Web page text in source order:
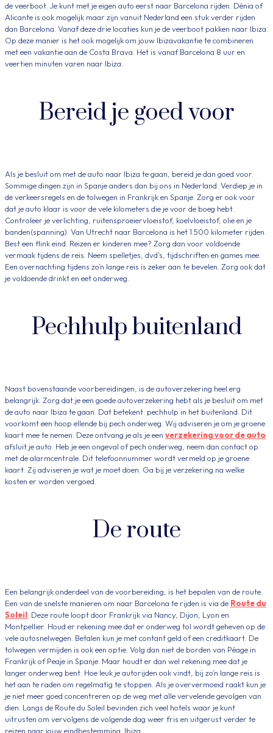
de veerboot. Je kunt met je eigen auto eerst naar Barcelona rijden. Dénia of
Alicante is ook mogelijk maar zijn vanuit Nederland een stuk verder rijden
dan Barcelona. Vanaf deze drie locaties kun je de veerboot pakken naar Ibiza.
Op deze manier is het ook mogelijk om jouw Ibizavakantie te combineren
met een vakantie aan de Costa Brava. Het is vanaf Barcelona 8 uur en
veertien minuten varen naar Ibiza.
Bereid je goed voor
Als je besluit om met de auto naar Ibiza te gaan, bereid je dan goed voor.
Sommige dingen zijn in Spanje anders dan bij ons in Nederland. Verdiep je in
de verkeersregels en de tolwegen in Frankrijk en Spanje. Zorg er ook voor
dat je auto klaar is voor de vele kilometers die je voor de boeg hebt.
Controleer je verlichting, ruitensproeiervloeistof, koelvloeistof, olie en je
banden(spanning). Van Utrecht naar Barcelona is het 1.500 kilometer rijden.
Best een flink eind. Reizen er kinderen mee? Zorg dan voor voldoende
vermaak tijdens de reis. Neem spelletjes, dvd’s, tijdschriften en games mee.
Een overnachting tijdens zo’n lange reis is zeker aan te bevelen. Zorg ook dat
je voldoende drinkt en eet onderweg.
Pechhulp buitenland
Naast bovenstaande voorbereidingen, is de autoverzekering heel erg
belangrijk. Zorg dat je een goede autoverzekering hebt als je besluit om met
de auto naar Ibiza te gaan. Dat betekent: pechhulp in het buitenland. Dit
voorkomt een hoop ellende bij pech onderweg. Wij adviseren je om je groene
kaart mee te nemen. Deze ontvang je als je een verzekering voor de auto
afsluit je auto. Heb je een ongeval of pech onderweg, neem dan contact op
met de alarmcentrale. Dit telefoonnummer wordt vermeld op je groene
kaart. Zij adviseren je wat je moet doen. Ga bij je verzekering na welke
kosten er worden vergoed.
De route
Een belangrijk onderdeel van de voorbereiding, is het bepalen van de route.
Een van de snelste manieren om naar Barcelona te rijden is via de Route du
Soleil. Deze route loopt door Frankrijk via Nancy, Dijon, Lyon en
Montpellier. Houd er rekening mee dat er onderweg tol wordt geheven op de
vele autosnelwegen. Betalen kun je met contant geld of een creditkaart. De
tolwegen vermijden is ook een optie. Volg dan niet de borden van Péage in
Frankrijk of Peaje in Spanje. Maar houdt er dan wel rekening mee dat je
langer onderweg bent. Hoe leuk je autorijden ook vindt, bij zo’n lange reis is
het aan te raden om regelmatig te stoppen. Als je oververmoeid raakt kun je
je niet meer goed concentreren op de weg met alle vervelende gevolgen van
dien. Langs de Route du Soleil bevinden zich veel hotels waar je kunt
uitrusten om vervolgens de volgende dag weer fris en uitgerust verder te
reizen naar jouw eindbestemming: Ibiza.